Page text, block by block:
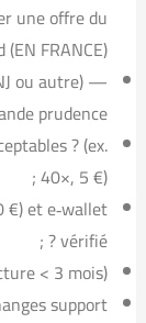
une offre du
FRANCE)
ou autre) —
prudence ;
? (ex.
40×, 5 €) ;
et e‑wallet
vérifié ? ;
< 3 mois) ;
support.